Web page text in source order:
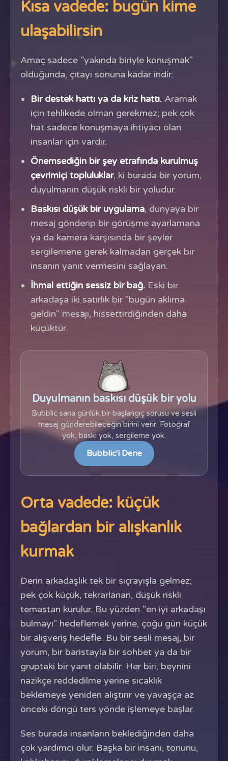
Kısa vadede: bugün kime
ulaşabilirsin
Amaç sadece "yakında biriyle konuşmak"
olduğunda, çıtayı sonuna kadar indir:
Bir destek hattı ya da kriz hattı. Aramak
için tehlikede olman gerekmez; pek çok
hat sadece konuşmaya ihtiyacı olan
insanlar için vardır.
Önemsediğin bir şey etrafında kurulmuş
çevrimiçi topluluklar, ki burada bir yorum,
duyulmanın düşük riskli bir yoludur.
Baskısı düşük bir uygulama, dünyaya bir
mesaj gönderip bir görüşme ayarlamana
ya da kamera karşısında bir şeyler
sergilemene gerek kalmadan gerçek bir
insanın yanıt vermesini sağlayan.
İhmal ettiğin sessiz bir bağ. Eski bir
arkadaşa iki satırlık bir "bugün aklıma
geldin" mesajı, hissettirdiğinden daha
küçüktür.
Duyulmanın baskısı düşük bir yolu
Bubblic sana günlük bir başlangıç sorusu ve sesli
mesaj gönderebileceğin birini verir. Fotoğraf
yok, baskı yok, sergileme yok.
Bubblic'i Dene
Orta vadede: küçük
bağlardan bir alışkanlık
kurmak
Derin arkadaşlık tek bir sıçrayışla gelmez;
pek çok küçük, tekrarlanan, düşük riskli
temastan kurulur. Bu yüzden "en iyi arkadaşı
bulmayı" hedeflemek yerine, çoğu gün küçük
bir alışveriş hedefle. Bu bir sesli mesaj, bir
yorum, bir baristayla bir sohbet ya da bir
gruptaki bir yanıt olabilir. Her biri, beynini
nazikçe reddedilme yerine sıcaklık
beklemeye yeniden alıştırır ve yavaşça az
önceki döngü ters yönde işlemeye başlar.
Ses burada insanların beklediğinden daha
çok yardımcı olur. Başka bir insanı, tonunu,